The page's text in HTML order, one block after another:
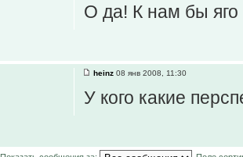
О да! К нам бы яго
heinz 08 янв 2008, 11:30
У кого какие